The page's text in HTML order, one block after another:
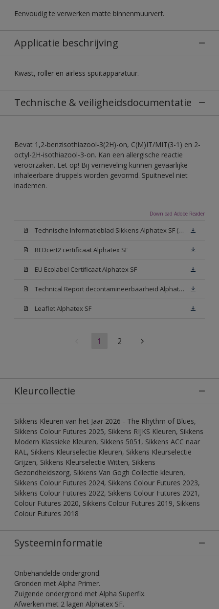
Eenvoudig te verwerken matte binnenmuurverf.
Applicatie beschrijving
Kwast, roller en airless spuitapparatuur.
Technische & veiligheidsdocumentatie
Bevat 1,2-benzisothiazool-3(2H)-on, C(M)IT/MIT(3-1) en 2-
octyl-2H-isothiazool-3-on. Kan een allergische reactie
veroorzaken. Let op! Bij verneveling kunnen gevaarlijke
inhaleerbare druppels worden gevormd. Spuitnevel niet
inademen.
Download Adobe Reader
Technische Informatieblad Sikkens Alphatex SF (PDF)
REDcert2 certificaat Alphatex SF
EU Ecolabel Certificaat Alphatex SF
Technical Report decontamineerbaarheid Alphatex SF
Leaflet Alphatex SF
1 2
Kleurcollectie
Sikkens Kleuren van het Jaar 2026 - The Rhythm of Blues,
Sikkens Colour Futures 2025, Sikkens RIJKS Kleuren, Sikkens
Modern Klassieke Kleuren, Sikkens 5051, Sikkens ACC naar
RAL, Sikkens Kleurselectie Kleuren, Sikkens Kleurselectie
Grijzen, Sikkens Kleurselectie Witten, Sikkens
Gezondheidszorg, Sikkens Van Gogh Collectie kleuren,
Sikkens Colour Futures 2024, Sikkens Colour Futures 2023,
Sikkens Colour Futures 2022, Sikkens Colour Futures 2021,
Colour Futures 2020, Sikkens Colour Futures 2019, Sikkens
Colour Futures 2018
Systeeminformatie
Onbehandelde ondergrond.
Gronden met Alpha Primer.
Zuigende ondergrond met Alpha Superfix.
Afwerken met 2 lagen Alphatex SF.